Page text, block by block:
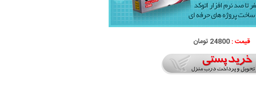
قیمت :24800 تومان